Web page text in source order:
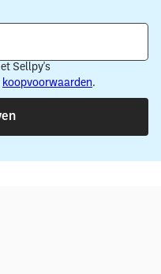
Sellpy's
koopvoorwaarden.